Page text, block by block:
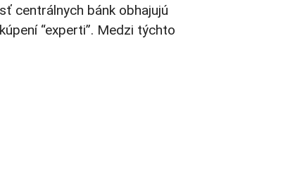
centrálnych bánk obhajujú
“experti”. Medzi týchto